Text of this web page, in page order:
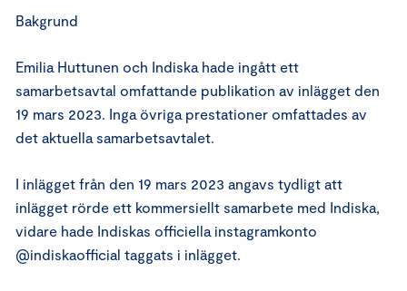
Bakgrund
Emilia Huttunen och Indiska hade ingått ett
samarbetsavtal omfattande publikation av inlägget den
19 mars 2023. Inga övriga prestationer omfattades av
det aktuella samarbetsavtalet.
I inlägget från den 19 mars 2023 angavs tydligt att
inlägget rörde ett kommersiellt samarbete med Indiska,
vidare hade Indiskas officiella instagramkonto
@indiskaofficial taggats i inlägget.